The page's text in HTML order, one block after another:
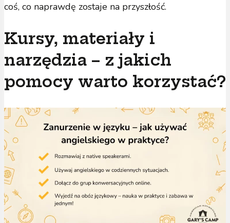
coś, co naprawdę zostaje na przyszłość.
Kursy, materiały i
narzędzia – z jakich
pomocy warto korzystać?